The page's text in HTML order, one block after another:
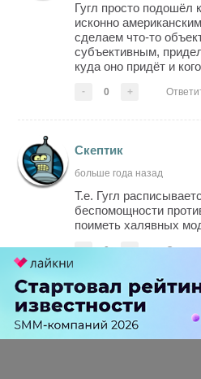
Гугл просто подошёл
исконно
сделаем что-то
субъективным,
куда оно придёт и
- 0 +
Скептик
больше года назад
Т.е. Гугл
беспомощности
поиметь халявных
- 0 +